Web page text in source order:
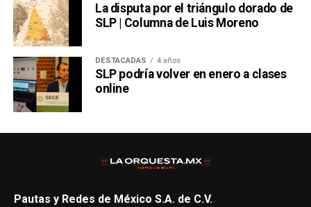
La disputa por el triángulo dorado de
SLP | Columna de Luis Moreno
DESTACADAS 4 años
SLP podría volver en enero a clases
online
Pautas y Redes de México S.A. de C.V.